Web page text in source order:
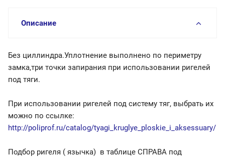
Описание
Без циллиндра.Уплотнение выполнено по периметру
замка,три точки запирания при использовании ригелей
под тяги.
При использовании ригелей под систему тяг, выбрать их
можно по ссылке:
http://poliprof.ru/catalog/tyagi_kruglye_ploskie_i_aksessuary/
Подбор ригеля ( язычка) в таблице СПРАВА под